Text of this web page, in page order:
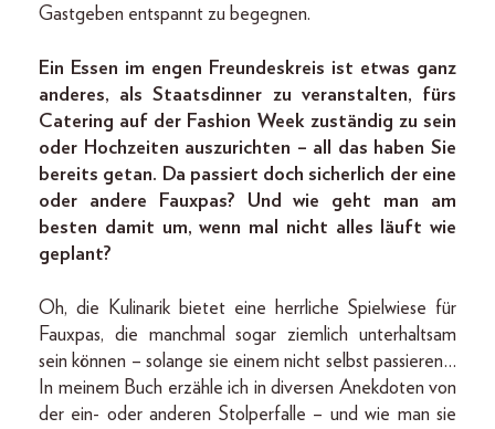
Gastgeben entspannt zu begegnen.
Ein Essen im engen Freundeskreis ist etwas ganz
anderes, als Staatsdinner zu veranstalten, fürs
Catering auf der Fashion Week zuständig zu sein
oder Hochzeiten auszurichten – all das haben Sie
bereits getan. Da passiert doch sicherlich der eine
oder andere Fauxpas? Und wie geht man am
besten damit um, wenn mal nicht alles läuft wie
geplant?
Oh, die Kulinarik bietet eine herrliche Spielwiese für
Fauxpas, die manchmal sogar ziemlich unterhaltsam
sein können – solange sie einem nicht selbst passieren…
In meinem Buch erzähle ich in diversen Anekdoten von
der ein- oder anderen Stolperfalle – und wie man sie